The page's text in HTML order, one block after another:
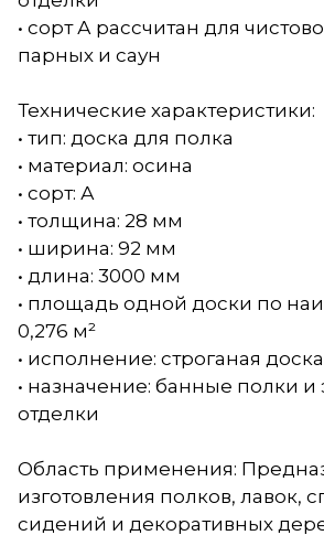
• сорт А рассчитан для
парных и саун
Технические характеристики:
• тип: доска для полка
• материал: осина
• сорт: А
• толщина: 28 мм
• ширина: 92 мм
• длина: 3000 мм
• площадь одной доски по
0,276 м²
• исполнение: строганая доска
• назначение: банные полки
отделки
Область применения:
изготовления полков, лавок,
сидений и декоративных